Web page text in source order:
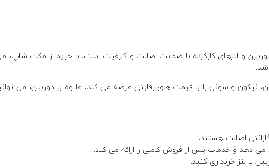
و لنزهای کارکرده با ضمانت اصالت و کیفیت است. با خرید از مکث شاپ،
نیکون و سونی را با قیمت های رقابتی عرضه می کند. علاوه بر دوربین، می
اصالت هستند.
دهد و خدمات پس از فروش کاملی را ارائه می کند.
یا لنز خریداری کنید.